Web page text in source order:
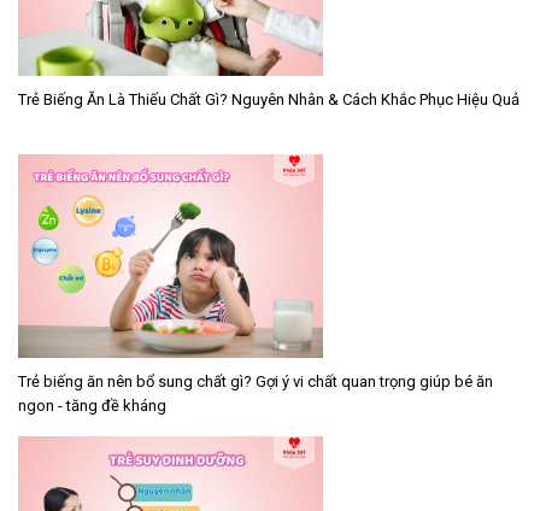
Trẻ Biếng Ăn Là Thiếu Chất Gì? Nguyên Nhân & Cách Khắc Phục Hiệu Quả
Trẻ biếng ăn nên bổ sung chất gì? Gợi ý vi chất quan trọng giúp bé ăn
ngon - tăng đề kháng